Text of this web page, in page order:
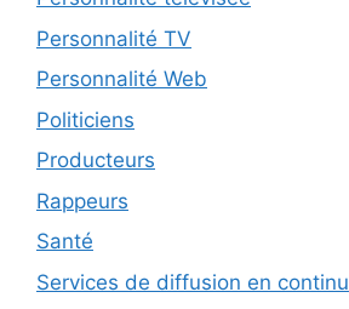
Personnalité TV
Personnalité Web
Politiciens
Producteurs
Rappeurs
Santé
Services de diffusion en continu